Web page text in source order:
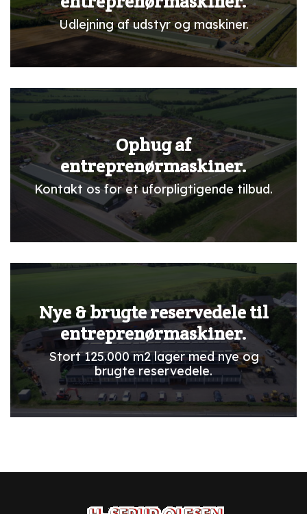
Udlejning af udstyr og maskiner.
Ophug af
entreprenørmaskiner.
Kontakt os for et uforpligtigende tilbud.
Nye & brugte reservedele til
entreprenørmaskiner.
Stort 125.000 m2 lager med nye og
brugte reservedele.